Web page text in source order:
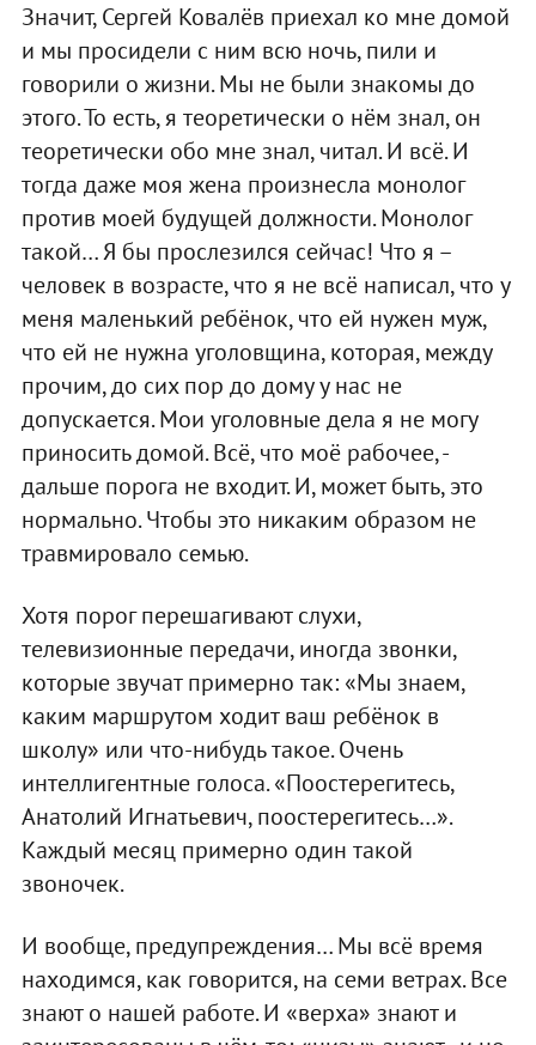
Значит, Сергей Ковалёв приехал ко мне домой
и мы просидели с ним всю ночь, пили и
говорили о жизни. Мы не были знакомы до
этого. То есть, я теоретически о нём знал, он
теоретически обо мне знал, читал. И всё. И
тогда даже моя жена произнесла монолог
против моей будущей должности. Монолог
такой… Я бы прослезился сейчас! Что я –
человек в возрасте, что я не всё написал, что у
меня маленький ребёнок, что ей нужен муж,
что ей не нужна уголовщина, которая, между
прочим, до сих пор до дому у нас не
допускается. Мои уголовные дела я не могу
приносить домой. Всё, что моё рабочее, -
дальше порога не входит. И, может быть, это
нормально. Чтобы это никаким образом не
травмировало семью.
Хотя порог перешагивают слухи,
телевизионные передачи, иногда звонки,
которые звучат примерно так: «Мы знаем,
каким маршрутом ходит ваш ребёнок в
школу» или что-нибудь такое. Очень
интеллигентные голоса. «Поостерегитесь,
Анатолий Игнатьевич, поостерегитесь…».
Каждый месяц примерно один такой
звоночек.
И вообще, предупреждения… Мы всё время
находимся, как говорится, на семи ветрах. Все
знают о нашей работе. И «верха» знают и